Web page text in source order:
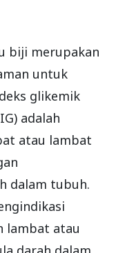
biji merupakan
untuk
glikemik
adalah
atau lambat
dalam tubuh.
lambat atau